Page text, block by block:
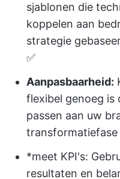
sjablonen die
koppelen aan
strategie
✅️
Aanpasbaarheid:
flexibel genoeg
passen aan uw
transformatiefase
*meet KPI's:
resultaten en